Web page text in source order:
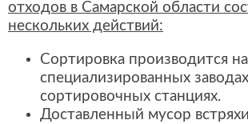
отходов в Самарской области
нескольких действий:
Сортировка производится на
специализированных
сортировочных станциях.
Доставленный мусор